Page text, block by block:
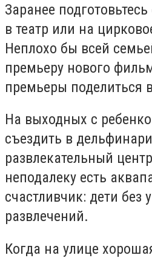
Заранее
в театр или на
Неплохо бы всей
премьеру нового
премьеры поделиться
На выходных с
съездить в
развлекательный
неподалеку есть
счастливчик: дети без
развлечений.
Когда на улице